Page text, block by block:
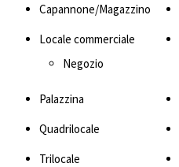
Capannone/Magazzino
Locale commerciale
Negozio
Palazzina
Quadrilocale
Trilocale